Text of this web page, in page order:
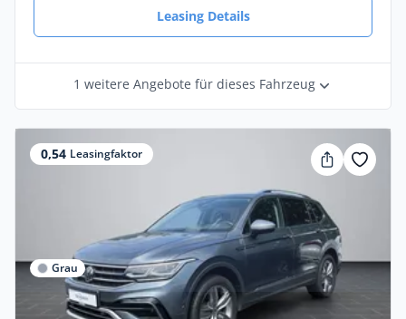
Leasing Details
1 weitere Angebote für dieses Fahrzeug
0,54 Leasingfaktor
Grau
Privat & Gewerbe